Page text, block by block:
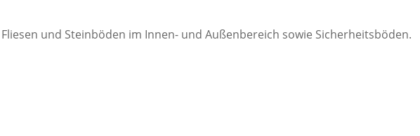
und Steinböden im Innen- und Außenbereich sowie Sicherheitsböden.